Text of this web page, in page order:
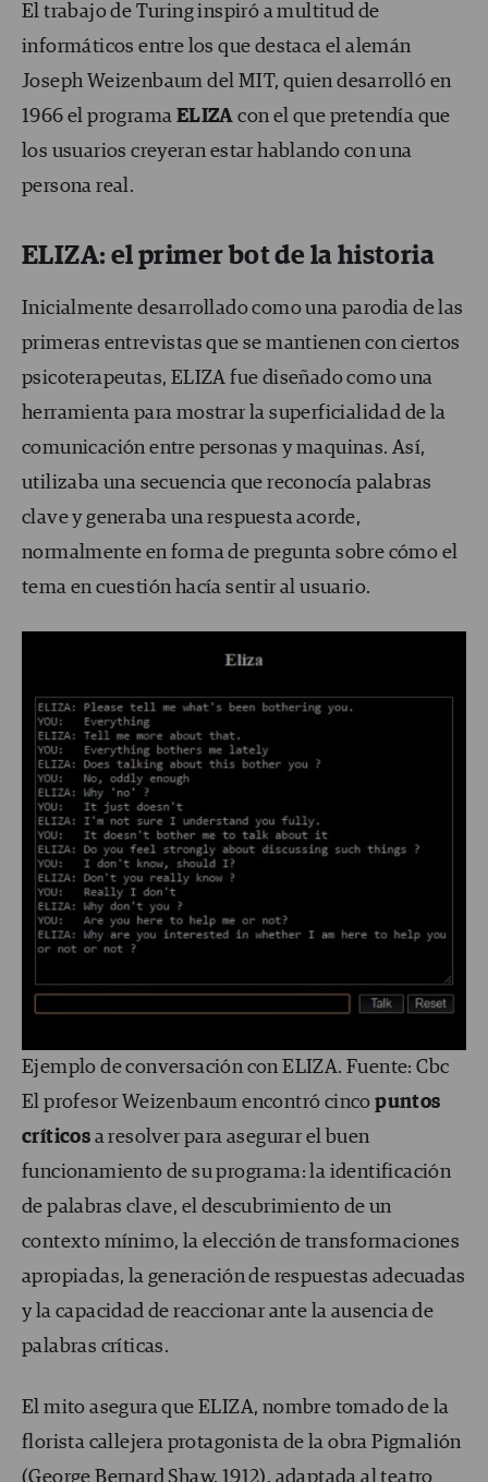
El trabajo de Turing inspiró a multitud de
informáticos entre los que destaca el alemán
Joseph Weizenbaum del MIT, quien desarrolló en
1966 el programa ELIZA con el que pretendía que
los usuarios creyeran estar hablando con una
persona real.
ELIZA: el primer bot de la historia
Inicialmente desarrollado como una parodia de las
primeras entrevistas que se mantienen con ciertos
psicoterapeutas, ELIZA fue diseñado como una
herramienta para mostrar la superficialidad de la
comunicación entre personas y maquinas. Así,
utilizaba una secuencia que reconocía palabras
clave y generaba una respuesta acorde,
normalmente en forma de pregunta sobre cómo el
tema en cuestión hacía sentir al usuario.
Ejemplo de conversación con ELIZA. Fuente: Cbc
El profesor Weizenbaum encontró cincopuntos
críticos a resolver para asegurar el buen
funcionamiento de su programa: la identificación
de palabras clave, el descubrimiento de un
contexto mínimo, la elección de transformaciones
apropiadas, la generación de respuestas adecuadas
y la capacidad de reaccionar ante la ausencia de
palabras críticas.
El mito asegura que ELIZA, nombre tomado de la
florista callejera protagonista de la obra Pigmalión
(George Bernard Shaw, 1912), adaptada al teatro